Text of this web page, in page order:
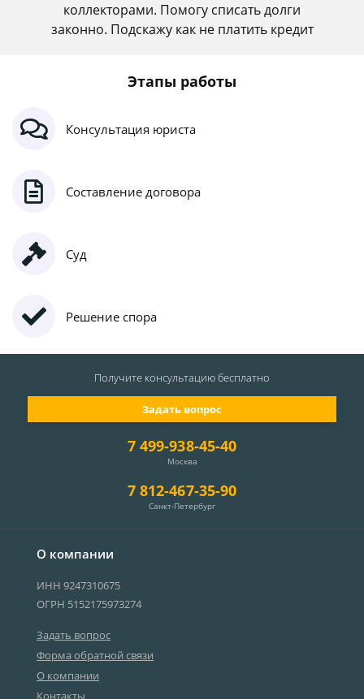
коллекторами. Помогу списать долги
законно. Подскажу как не платить кредит
Этапы работы
Консультация юриста
Составление договора
Суд
Решение спора
О компании
ИНН 9247310675
ОГРН 5152175973274
Задать вопрос
Форма обратной связи
О компании
Контакты
7 499-938-45-40
Москва
7 812-467-35-90
Санкт-Петербург
Задать вопрос
Получите консультациюбесплатно